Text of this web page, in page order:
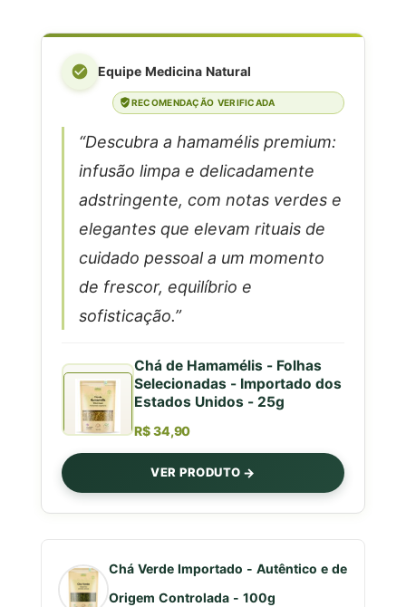
Equipe Medicina Natural
RECOMENDAÇÃO VERIFICADA
“Descubra a hamamélis premium:
infusão limpa e delicadamente
adstringente, com notas verdes e
elegantes que elevam rituais de
cuidado pessoal a um momento
de frescor, equilíbrio e
sofisticação.”
Chá de Hamamélis - Folhas
Selecionadas - Importado dos
Estados Unidos - 25g
R$ 34,90
VER PRODUTO
Chá Verde Importado - Autêntico e de
Origem Controlada - 100g